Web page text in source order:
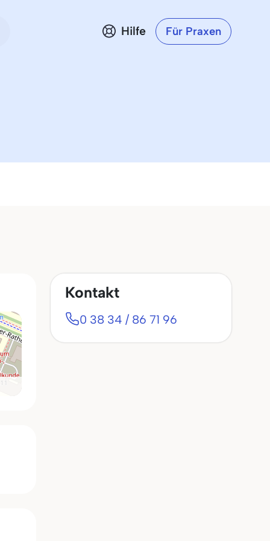
Hilfe Für Praxen
Kontakt
0 38 34 / 86 71 96